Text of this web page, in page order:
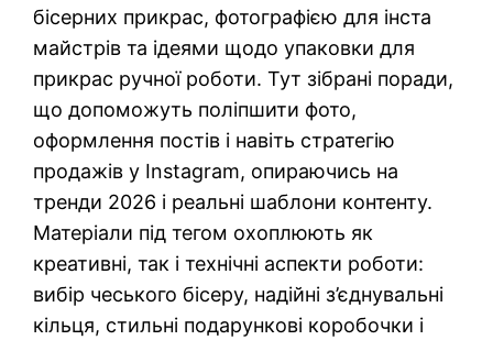
бісерних прикрас, фотографією для інста
майстрів та ідеями щодо упаковки для
прикрас ручної роботи. Тут зібрані поради,
що допоможуть поліпшити фото,
оформлення постів і навіть стратегію
продажів у Instagram, опираючись на
тренди 2026 і реальні шаблони контенту.
Матеріали під тегом охоплюють як
креативні, так і технічні аспекти роботи:
вибір чеського бісеру, надійні з’єднувальні
кільця, стильні подарункові коробочки і